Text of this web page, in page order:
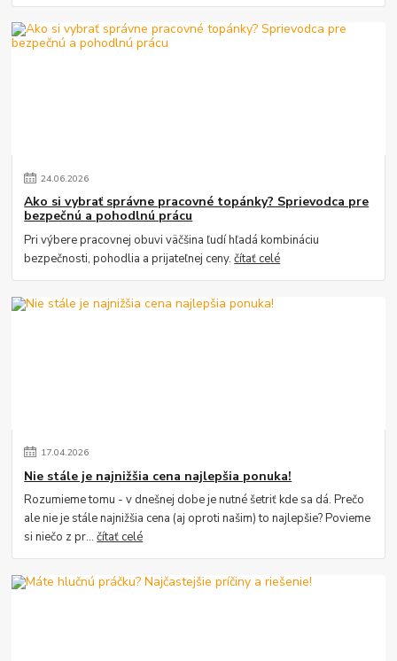
24.06.2026
Ako si vybrať správne pracovné topánky? Sprievodca pre
bezpečnú a pohodlnú prácu
Pri výbere pracovnej obuvi väčšina ľudí hľadá kombináciu
bezpečnosti, pohodlia a prijateľnej ceny.čítať celé
17.04.2026
Nie stále je najnižšia cena najlepšia ponuka!
Rozumieme tomu - v dnešnej dobe je nutné šetriť kde sa dá. Prečo
ale nie je stále najnižšia cena (aj oproti našim) to najlepšie? Povieme
si niečo z pr...čítať celé